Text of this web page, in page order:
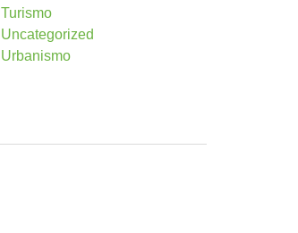
Turismo
Uncategorized
Urbanismo